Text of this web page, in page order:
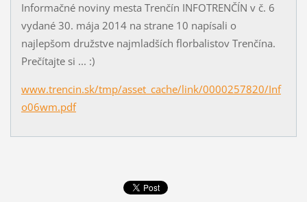
Informačné noviny mesta Trenčín INFOTRENČÍN v č. 6
vydané 30. mája 2014 na strane 10 napísali o
najlepšom družstve najmladších florbalistov Trenčína.
Prečítajte si ... :)
www.trencin.sk/tmp/asset_cache/link/0000257820/Inf
o06wm.pdf